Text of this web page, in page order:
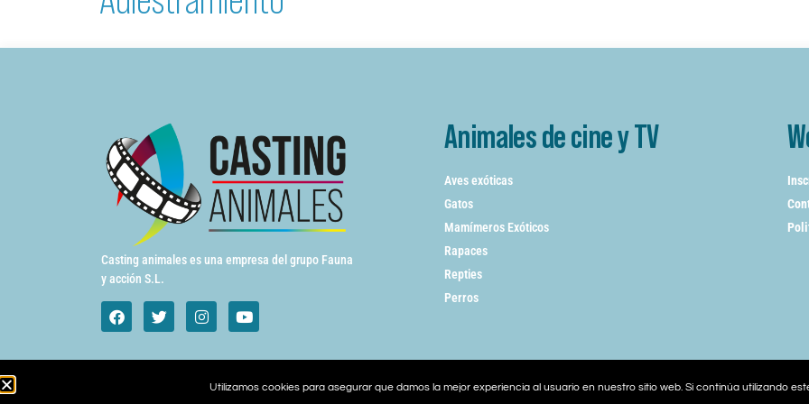
Casting animales es una empresa del grupo Fauna
y acción S.L.
Animales de cine y TV
Aves exóticas
Gatos
Mamímeros Exóticos
Rapaces
Repties
Perros
Utilizamos cookies para asegurar que damos la mejor experiencia al usuario en nuestro sitio web. Si continúa utilizando